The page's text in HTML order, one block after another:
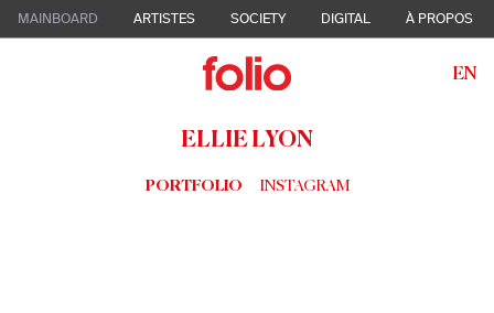
MAINBOARD ARTISTES SOCIETY DIGITAL À PROPOS
EN
ELLIE LYON
PORTFOLIO INSTAGRAM